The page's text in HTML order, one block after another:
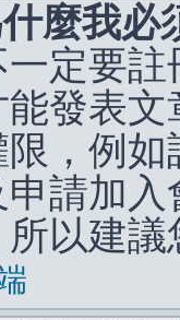
麼我必
一定要
能發表
限，例
申請加
以建議